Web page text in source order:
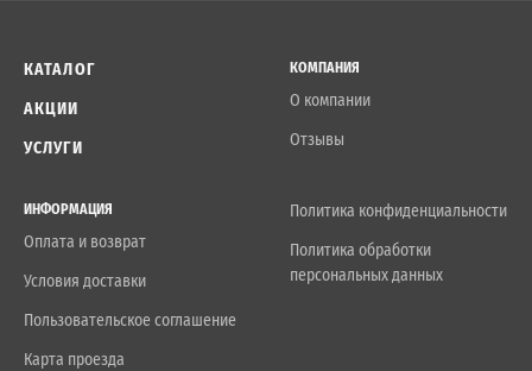
КАТАЛОГ
АКЦИИ
УСЛУГИ
КОМПАНИЯ
О компании
Отзывы
ИНФОРМАЦИЯ
Оплата и возврат
Условия доставки
Пользовательское соглашение
Карта проезда
Политика конфиденциальности
Политика обработки
персональных данных